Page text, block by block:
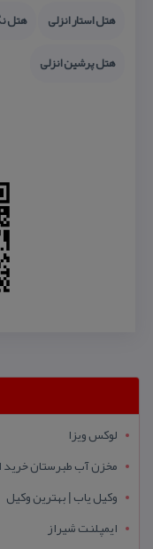
هتل استار انزلی هتل
هتل پرشین انزلی
لوکس ویزا
مخزن آب طبرستان خرید
وکیل یاب | بهترین وکیل
ایمپلنت شیراز